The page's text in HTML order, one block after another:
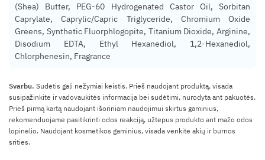
(Shea) Butter, PEG-60 Hydrogenated Castor Oil, Sorbitan
Caprylate, Caprylic/Capric Triglyceride, Chromium Oxide
Greens, Synthetic Fluorphlogopite, Titanium Dioxide, Arginine,
Disodium EDTA, Ethyl Hexanediol, 1,2-Hexanediol,
Chlorphenesin, Fragrance
Svarbu. Sudėtis gali nežymiai keistis. Prieš naudojant produktą, visada
susipažinkite ir vadovaukitės informacija bei sudėtimi, nurodyta ant pakuotės.
Prieš pirmą kartą naudojant išoriniam naudojimui skirtus gaminius,
rekomenduojame pasitikrinti odos reakciją, užtepus produkto ant mažo odos
lopinėlio. Naudojant kosmetikos gaminius, visada venkite akių ir burnos
srities.